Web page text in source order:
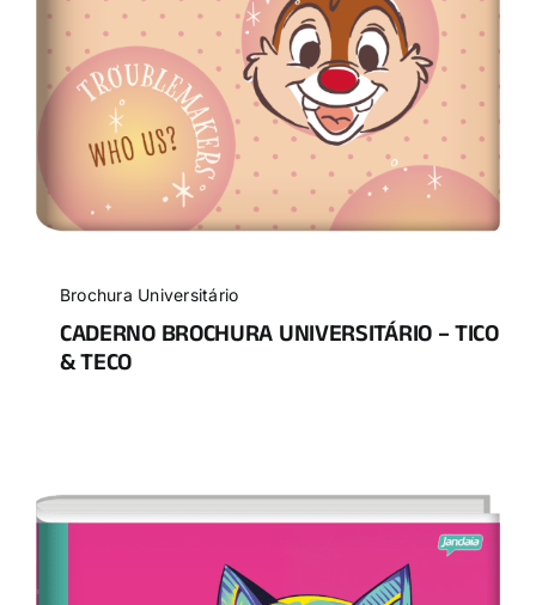
Brochura Universitário
CADERNO BROCHURA UNIVERSITÁRIO – TICO
& TECO